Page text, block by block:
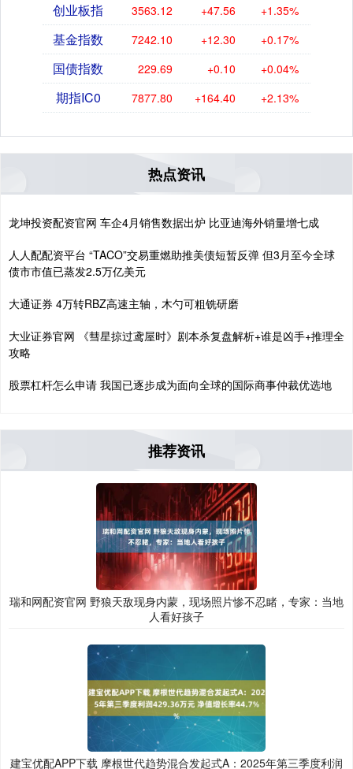
创业板指 3563.12 +47.56 +1.35%
基金指数 7242.10 +12.30 +0.17%
国债指数 229.69 +0.10 +0.04%
期指IC0 7877.80 +164.40 +2.13%
热点资讯
龙坤投资配资官网 车企4月销售数据出炉 比亚迪海外销量增七成
人人配配资平台 “TACO”交易重燃助推美债短暂反弹 但3月至今全球
债市市值已蒸发2.5万亿美元
大通证券 4万转RBZ高速主轴，木勺可粗铣研磨
大业证券官网 《彗星掠过鸢屋时》剧本杀复盘解析+谁是凶手+推理全
攻略
股票杠杆怎么申请 我国已逐步成为面向全球的国际商事仲裁优选地
推荐资讯
瑞和网配资官网 野狼天敌现身内蒙，现场照片惨不忍睹，专家：当地
人看好孩子
建宝优配APP下载 摩根世代趋势混合发起式A：2025年第三季度利润